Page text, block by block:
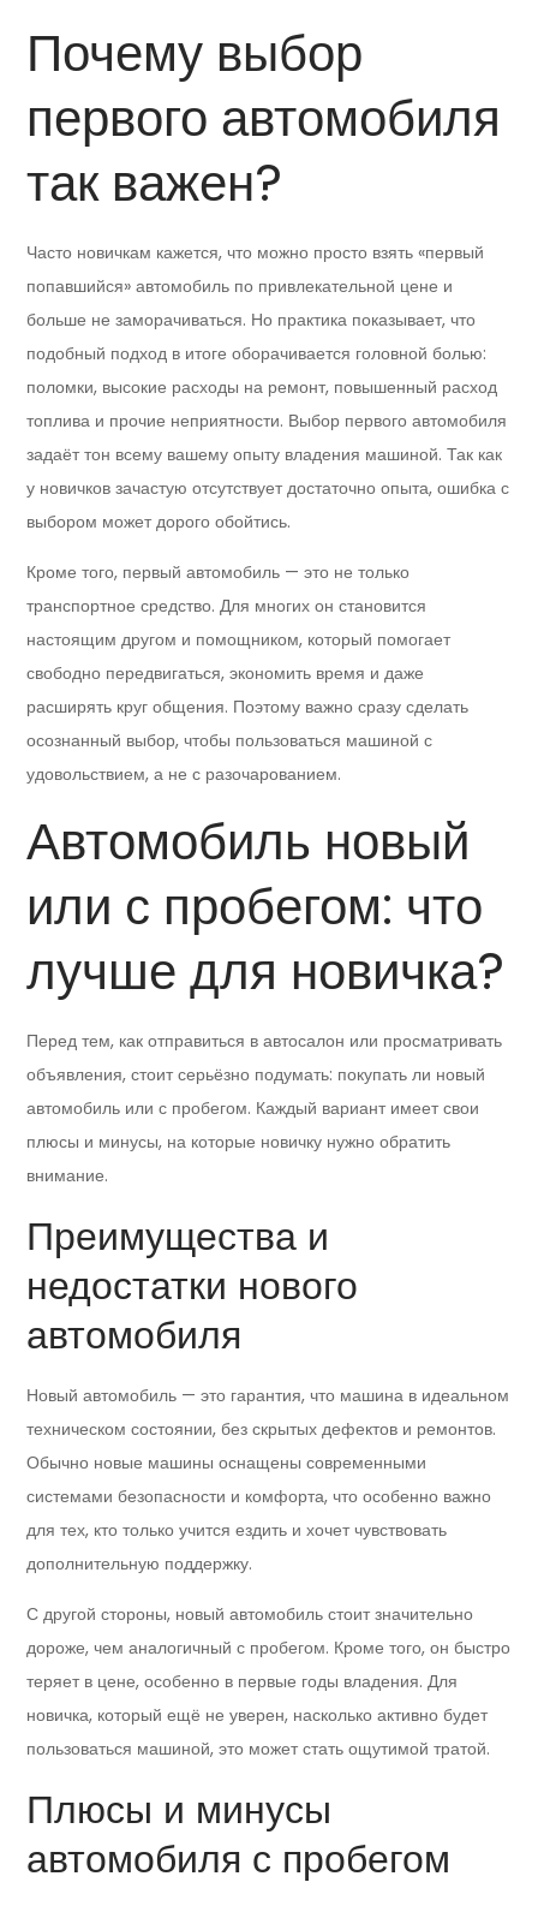
Почему выбор
первого автомобиля
так важен?
Часто новичкам кажется, что можно просто взять «первый
попавшийся» автомобиль по привлекательной цене и
больше не заморачиваться. Но практика показывает, что
подобный подход в итоге оборачивается головной болью:
поломки, высокие расходы на ремонт, повышенный расход
топлива и прочие неприятности. Выбор первого автомобиля
задаёт тон всему вашему опыту владения машиной. Так как
у новичков зачастую отсутствует достаточно опыта, ошибка с
выбором может дорого обойтись.
Кроме того, первый автомобиль — это не только
транспортное средство. Для многих он становится
настоящим другом и помощником, который помогает
свободно передвигаться, экономить время и даже
расширять круг общения. Поэтому важно сразу сделать
осознанный выбор, чтобы пользоваться машиной с
удовольствием, а не с разочарованием.
Автомобиль новый
или с пробегом: что
лучше для новичка?
Перед тем, как отправиться в автосалон или просматривать
объявления, стоит серьёзно подумать: покупать ли новый
автомобиль или с пробегом. Каждый вариант имеет свои
плюсы и минусы, на которые новичку нужно обратить
внимание.
Преимущества и
недостатки нового
автомобиля
Новый автомобиль — это гарантия, что машина в идеальном
техническом состоянии, без скрытых дефектов и ремонтов.
Обычно новые машины оснащены современными
системами безопасности и комфорта, что особенно важно
для тех, кто только учится ездить и хочет чувствовать
дополнительную поддержку.
С другой стороны, новый автомобиль стоит значительно
дороже, чем аналогичный с пробегом. Кроме того, он быстро
теряет в цене, особенно в первые годы владения. Для
новичка, который ещё не уверен, насколько активно будет
пользоваться машиной, это может стать ощутимой тратой.
Плюсы и минусы
автомобиля с пробегом